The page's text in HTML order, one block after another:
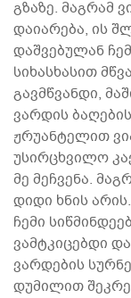
გზაზე. მაგრამ
დაიარება, ის
დაშვებულან
სიხასხასით
გავმწვანდი,
ვარდის
ჟრუანტელით
უსირცხვილო
მე მეჩვენა.
დიდი ხნის
ჩემი
ვამტკიცებდი
ვარდების
დუმილით